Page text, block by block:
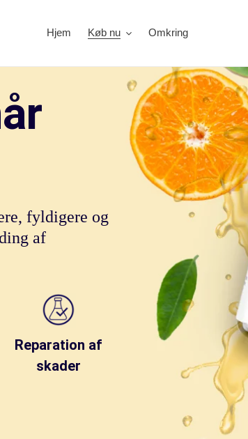
Hjem Køb nu Omkring
fyldigere og
af
Reparation af
skader